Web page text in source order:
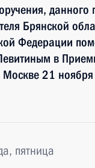
Брянской
Федерации
в
Москве 21
пятница